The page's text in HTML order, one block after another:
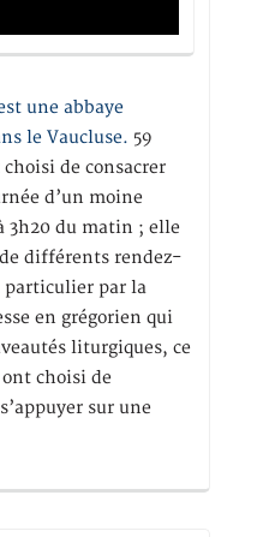
une abbaye
le Vaucluse. 59
de consacrer
d’un moine
3h20 du matin ; elle
différents rendez-
particulier par la
en grégorien qui
liturgiques, ce
choisi de
sur une